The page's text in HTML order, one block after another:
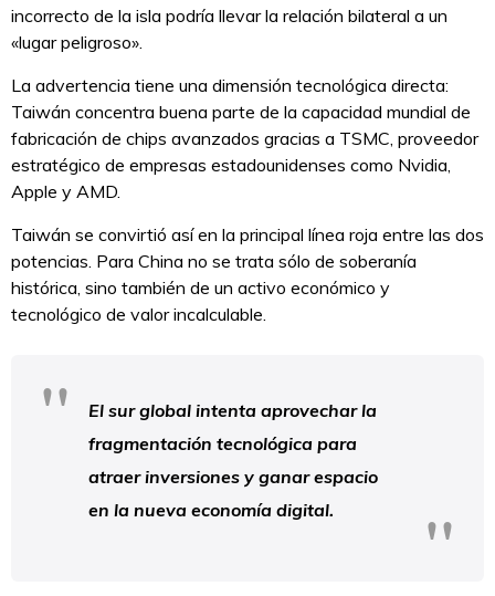
incorrecto de la isla podría llevar la relación bilateral a un
«lugar peligroso».
La advertencia tiene una dimensión tecnológica directa:
Taiwán concentra buena parte de la capacidad mundial de
fabricación de chips avanzados gracias a TSMC, proveedor
estratégico de empresas estadounidenses como Nvidia,
Apple y AMD.
Taiwán se convirtió así en la principal línea roja entre las dos
potencias. Para China no se trata sólo de soberanía
histórica, sino también de un activo económico y
tecnológico de valor incalculable.
El sur global intenta aprovechar la
fragmentación tecnológica para
atraer inversiones y ganar espacio
en la nueva economía digital.